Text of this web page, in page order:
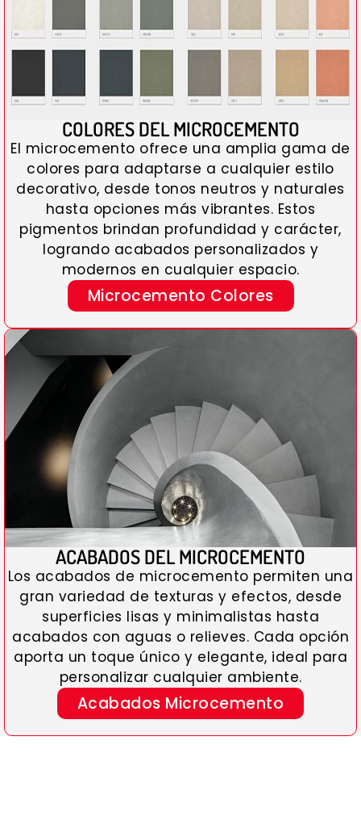
COLORES DEL MICROCEMENTO
El microcemento ofrece una amplia gama de
colores para adaptarse a cualquier estilo
decorativo, desde tonos neutros y naturales
hasta opciones más vibrantes. Estos
pigmentos brindan profundidad y carácter,
logrando acabados personalizados y
modernos en cualquier espacio.
Microcemento Colores
ACABADOS DEL MICROCEMENTO
Los acabados de microcemento permiten una
gran variedad de texturas y efectos, desde
superficies lisas y minimalistas hasta
acabados con aguas o relieves. Cada opción
aporta un toque único y elegante, ideal para
personalizar cualquier ambiente.
Acabados Microcemento